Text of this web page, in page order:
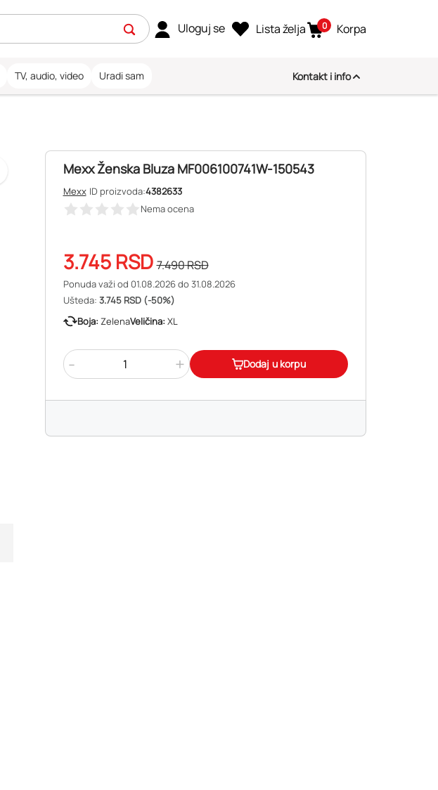
Uloguj se Lista želja 0 Korpa
TV, audio, video Uradi sam Kontakt i info
Mexx Ženska Bluza MF006100741W-150543
Mexx ID proizvoda:4382633
Nema ocena
3.745RSD 7.490RSD
Ponuda važi od 01.08.2026 do 31.08.2026
Ušteda: 3.745 RSD (-50%)
Boja: ZelenaVeličina: XL
- + Dodaj u korpu